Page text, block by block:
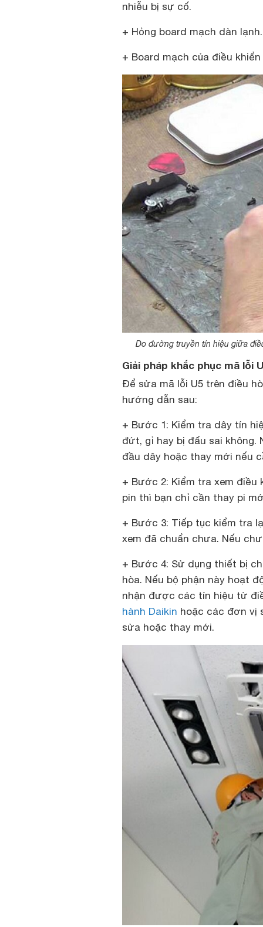
nhiễu bị sự cố.
+ Hỏng board mạch dàn lạnh.
+ Board mạch của điều
Do đường truyền tín hiệu giữa
Giải pháp khắc phục mã lỗi
Để sửa mã lỗi U5 trên điều
hướng dẫn sau:
+ Bước 1: Kiểm tra dây tín
đứt, gỉ hay bị đấu sai không.
đầu dây hoặc thay mới nếu
+ Bước 2: Kiểm tra xem
pin thì bạn chỉ cần thay pi
+ Bước 3: Tiếp tục kiểm tra
xem đã chuẩn chưa. Nếu
+ Bước 4: Sử dụng thiết bị
hòa. Nếu bộ phận này hoạt
nhận được các tín hiệu từ
hành Daikin hoặc các đơn vị
sửa hoặc thay mới.